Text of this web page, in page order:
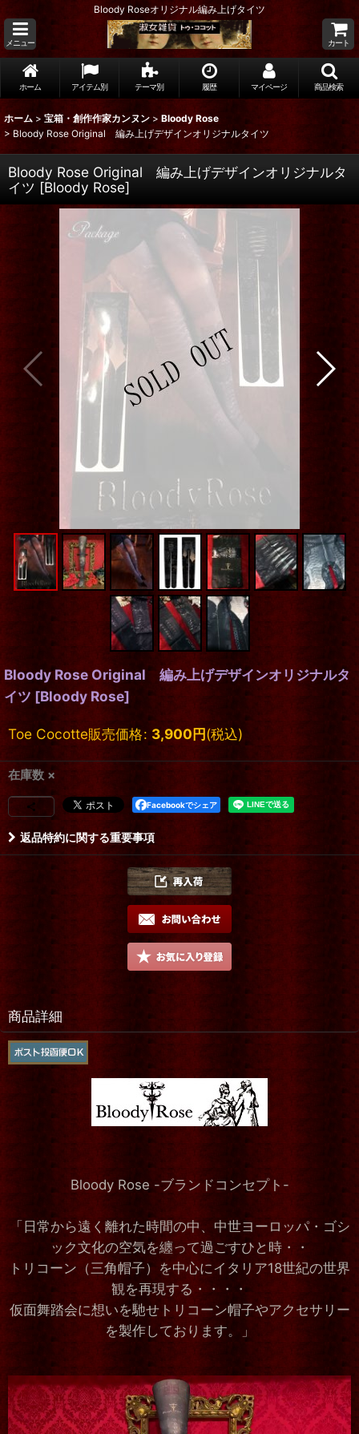
Bloody Roseオリジナル編み上げタイツ
メニュー カート
ホーム アイテム別 テーマ別 履歴 マイページ 商品検索
ホーム > 宝箱・創作作家カンヌン > Bloody Rose
> Bloody Rose Original 編み上げデザインオリジナルタイツ
Bloody Rose Original 編み上げデザインオリジナルタ
イツ [Bloody Rose]
Bloody Rose Original 編み上げデザインオリジナルタ
イツ [Bloody Rose]
Toe Cocotte販売価格: 3,900円(税込)
在庫数 ×
Facebookでシェア
返品特約に関する重要事項
商品詳細
Bloody Rose -ブランドコンセプト-
「日常から遠く離れた時間の中、中世ヨーロッパ・ゴシ
ック文化の空気を纏って過ごすひと時・・
トリコーン（三角帽子）を中心にイタリア18世紀の世界
観を再現する・・・・
仮面舞踏会に想いを馳せトリコーン帽子やアクセサリー
を製作しております。」